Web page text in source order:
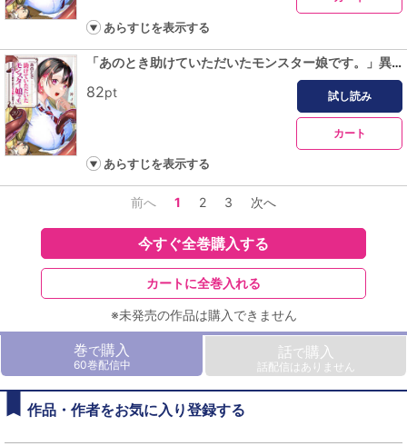
あらすじを表示する
「あのとき助けていただいたモンスター娘です。」異世界おっさん教師 突然のモテ期に困惑する【単話版】（２０）
82pt 試し読み
カート
あらすじを表示する
前へ 1 2 3 次へ
今すぐ全巻購入する
カートに全巻入れる
※未発売の作品は購入できません
巻で購入
60巻配信中
話で購入
話配信はありません
作品・作者をお気に入り登録する